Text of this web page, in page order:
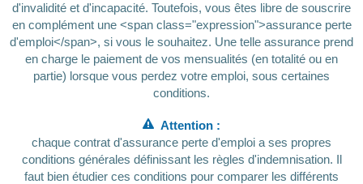
d'invalidité et d'incapacité. Toutefois, vous êtes libre de souscrire
en complément une <span class="expression">assurance perte
d'emploi</span>, si vous le souhaitez. Une telle assurance prend
en charge le paiement de vos mensualités (en totalité ou en
partie) lorsque vous perdez votre emploi, sous certaines
conditions.
Attention :
chaque contrat d'assurance perte d'emploi a ses propres
conditions générales définissant les règles d'indemnisation. Il
faut bien étudier ces conditions pour comparer les différents